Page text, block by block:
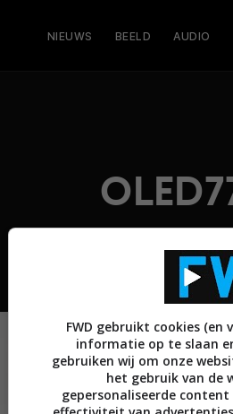
NIEUWS BEELD AUDIO
FWD gebruikt cookies (en
informatie op te slaan
gebruiken wij om onze
het gebruik van de
gepersonaliseerde